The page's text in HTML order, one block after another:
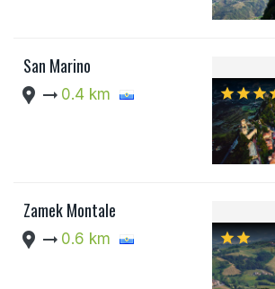
San Marino
location_pin arrow_right_alt 0.4 km starstarstar
Zamek Montale
location_pin arrow_right_alt 0.6 km starstar